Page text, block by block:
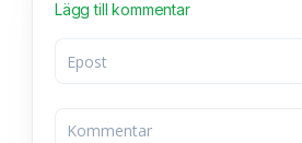
Lägg till kommentar